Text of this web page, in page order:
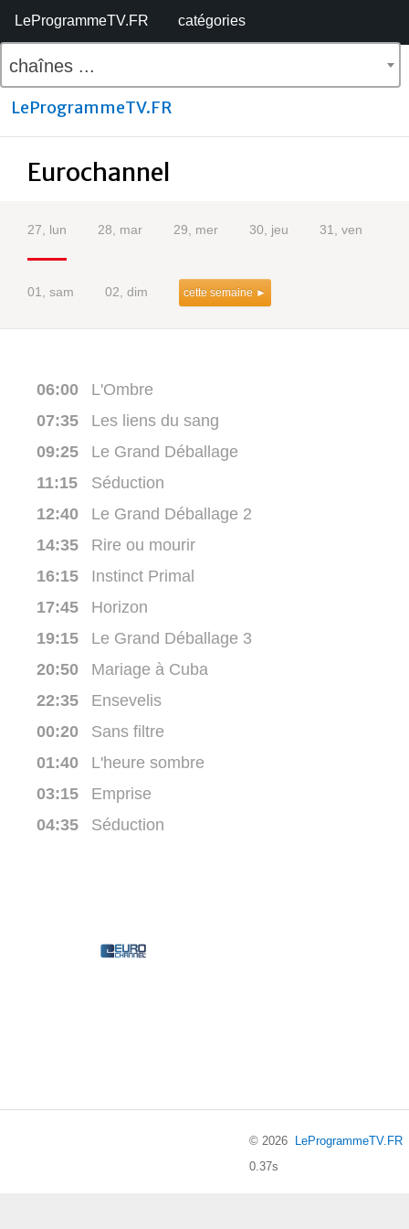
LeProgrammeTV.FR catégories
chaînes ...
LeProgrammeTV.FR
Eurochannel
27, lun 28, mar 29, mer 30, jeu 31, ven
01, sam 02, dim cette semaine ►
06:00L'Ombre
07:35Les liens du sang
09:25Le Grand Déballage
11:15 Séduction
12:40Le Grand Déballage 2
14:35Rire ou mourir
16:15Instinct Primal
17:45Horizon
19:15Le Grand Déballage 3
20:50Mariage à Cuba
22:35Ensevelis
00:20Sans filtre
01:40L'heure sombre
03:15Emprise
04:35Séduction
© 2026
LeProgrammeTV.FR
0.37s